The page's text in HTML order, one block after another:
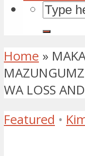
Home »
WA LOSS
Featured •